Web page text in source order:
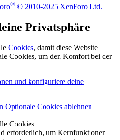
® © 2010-2025 XenForo Ltd.
Privatsphäre
Cookies, damit diese Website
Cookies, um den Komfort bei der
und konfiguriere deine
Optionale Cookies ablehnen
Cookies
erforderlich, um Kernfunktionen